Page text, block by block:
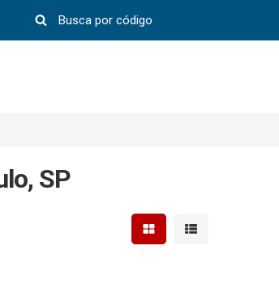
SP
Mostrar resultados em
Mostrar